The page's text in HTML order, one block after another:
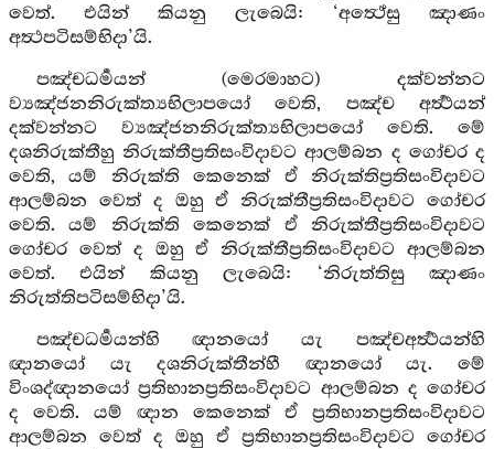
වෙත්. එයින් කියනු ලැබෙයි: ‘අත්‍ථේසු ඤාණං
අත්‍ථපටිසම්භිදා’යි.
පඤ්චධර්‍මයන් (මෙරමාහට) දක්වන්නට
ව්‍යඤ්ජනනිරුක්ත්‍යභිලාපයෝ වෙති, පඤ්ච අර්‍ත්‍ථයන්
දක්වන්නට ව්‍යඤ්ජනනිරුක්ත්‍යභිලාපයෝ වෙති. මේ
දශනිරුක්තීහු නිරුක්තීප්‍රතිසංවිදාවට ආලම්බන ද ගෝචර ද
වෙති, යම් නිරුක්ති කෙනෙක් ඒ නිරුක්තිප්‍රතිසංවිදාවට
ආලම්බන වෙත් ද ඔහු ඒ නිරුක්තීප්‍රතිසංවිදාවට ගෝචර
වෙති. යම් නිරුක්ති කෙනෙක් ඒ නිරුක්තීප්‍රතිසංවිදාවට
ගෝචර වෙත් ද ඔහු ඒ නිරුක්තීප්‍රතිසංවිදාවට ආලම්බන
වෙත්. එයින් කියනු ලැබෙයි: ‘නිරුත්තිසු ඤාණං
නිරුත්තිපටිසම්භිදා’යි.
පඤ්චධර්‍මයන්හි ඥානයෝ යැ පඤ්චඅර්‍ත්‍ථයන්හි
ඥානයෝ යැ දශනිරුක්තීන්හී ඥානයෝ යැ. මේ
විංශද්ඥානයෝ ප්‍රතිභානප්‍රතිසංවිදාවට ආලම්බන ද ගෝචර
ද වෙති. යම් ඥාන කෙනෙක් ඒ ප්‍රතිභානප්‍රතිසංවිදාවට
ආලම්බන වෙත් ද ඔහු ඒ ප්‍රතිභානප්‍රතිසංවිදාවට ගෝචර